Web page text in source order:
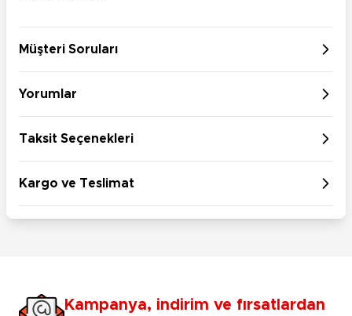
Müşteri Soruları
Yorumlar
Taksit Seçenekleri
Kargo ve Teslimat
Kampanya, indirim ve fırsatlardan